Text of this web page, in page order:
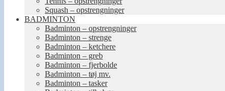
Squash – opstrengninger
BADMINTON
Badminton – opstrengninger
Badminton – strenge
Badminton – ketchere
Badminton – greb
Badminton – fjerbolde
Badminton – tøj mv.
Badminton – tasker